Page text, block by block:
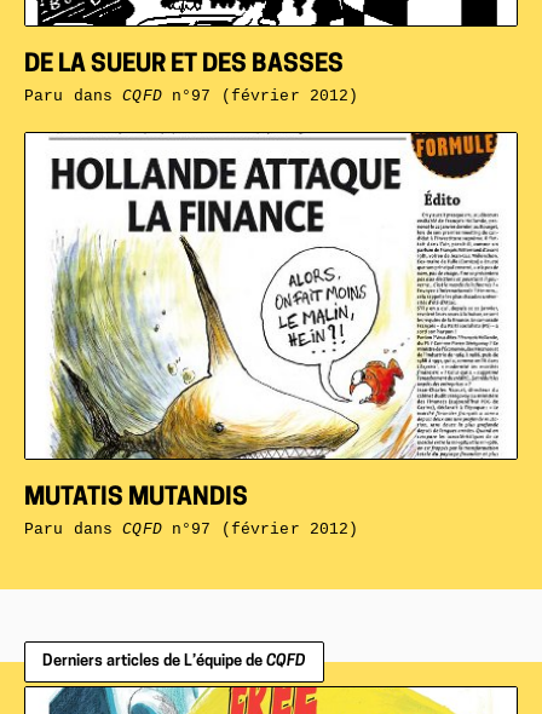
MUTATIS MUTANDIS
Paru dansCQFDn°97 (février 2012)
DE LA SUEUR ET DES BASSES
Paru dansCQFDn°97 (février 2012)
Derniers articles de L’équipe de CQFD